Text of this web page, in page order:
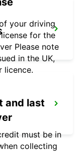
your driving
for the
Please note
in the UK,
licence.
and last
must be in
collecting